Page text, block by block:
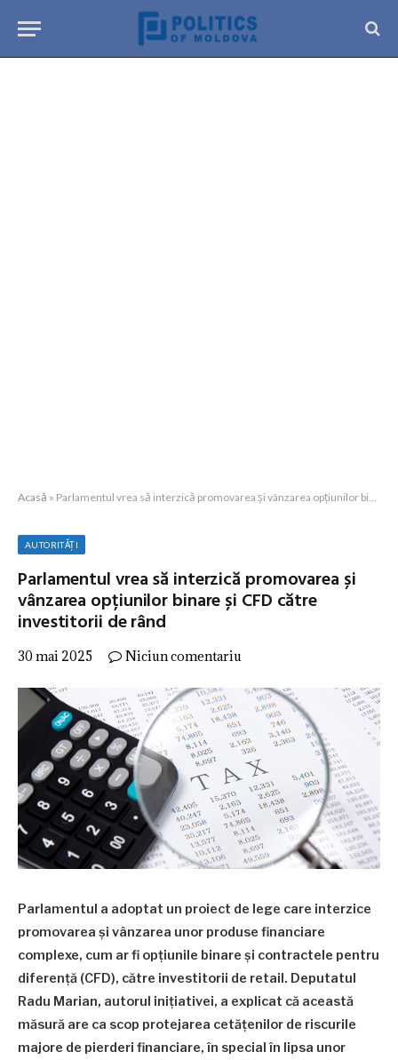
Acasă » Parlamentul vrea să interzică promovarea și vânzarea opțiunilor binare și CFD către investitorii de rând
AUTORITĂȚI
Parlamentul vrea să interzică promovarea și
vânzarea opțiunilor binare și CFD către
investitorii de rând
30 mai 2025 Niciun comentariu
Parlamentul a adoptat un proiect de lege care interzice
promovarea și vânzarea unor produse financiare
complexe, cum ar fi opțiunile binare și contractele pentru
diferență (CFD), către investitorii de retail. Deputatul
Radu Marian, autorul inițiativei, a explicat că această
măsură are ca scop protejarea cetățenilor de riscurile
majore de pierderi financiare, în special în lipsa unor